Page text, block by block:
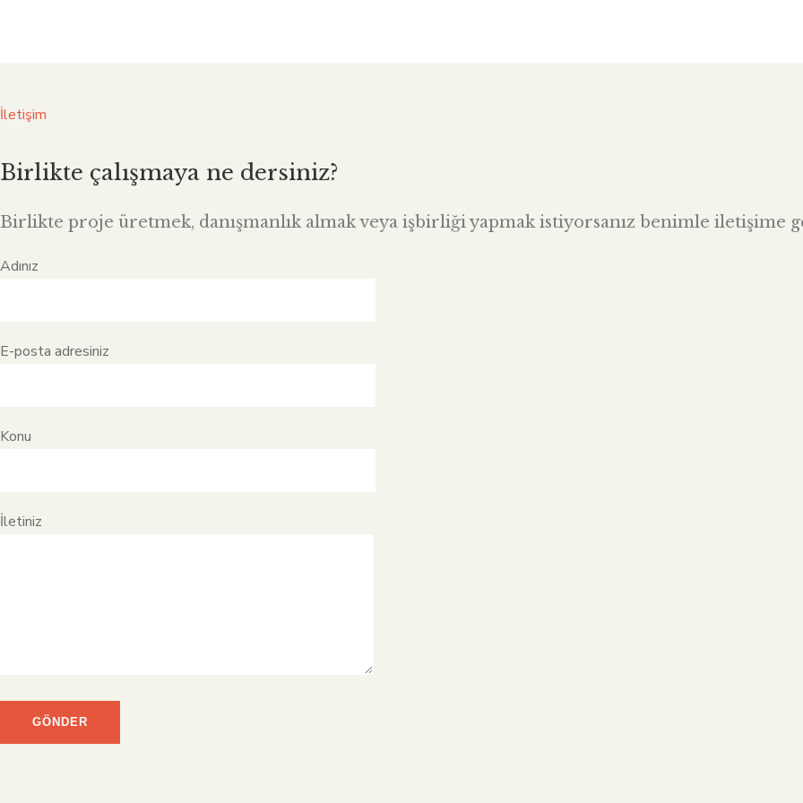
İletişim
Birlikte çalışmaya ne dersiniz?
Birlikte proje üretmek, danışmanlık almak veya işbirliği yapmak istiyorsanız benimle iletişime
Adınız
E-posta adresiniz
Konu
İletiniz